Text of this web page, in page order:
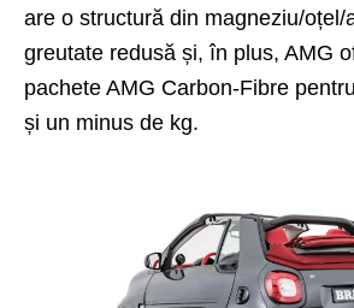
are o structură din magneziu/oțel/
greutate redusă și, în plus, AMG
pachete AMG Carbon-Fibre
și un minus de kg.